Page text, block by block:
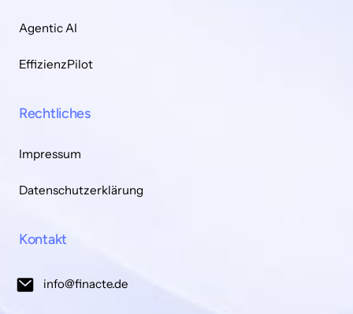
Agentic AI
EffizienzPilot
Rechtliches
Impressum
Datenschutzerklärung
Kontakt
info@finacte.de